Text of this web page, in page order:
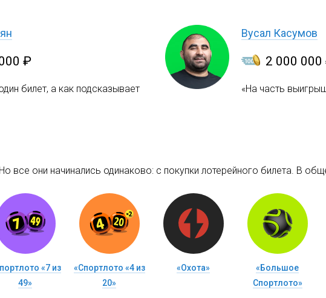
₽
билет, а как подсказывает
Вусал Касумов
2 000 000
«На часть
все они начинались одинаково: c покупки лотерейного билета. В
«7 из
49»
«Спортлото «4 из
20»
«Охота»
«Большое
Спортлото»